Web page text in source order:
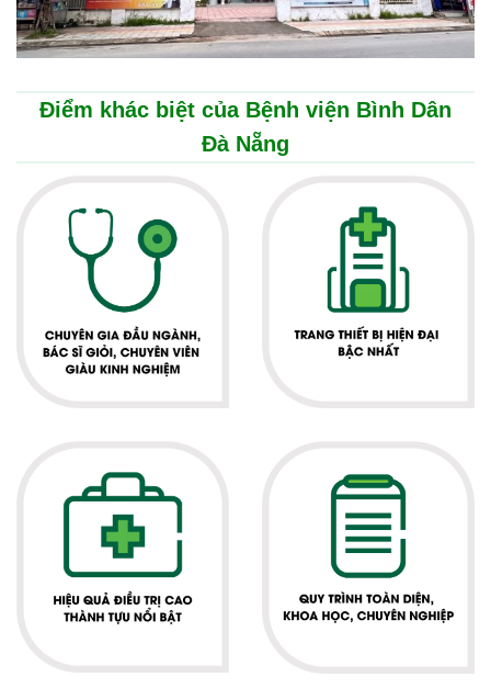
Điểm khác biệt của Bệnh viện Bình Dân
Đà Nẵng